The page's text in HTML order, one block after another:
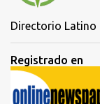
Directorio Latino
Registrado en